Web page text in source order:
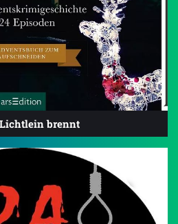
brennt